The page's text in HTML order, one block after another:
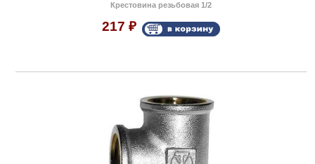
Крестовина резьбовая 1/2
217 ₽